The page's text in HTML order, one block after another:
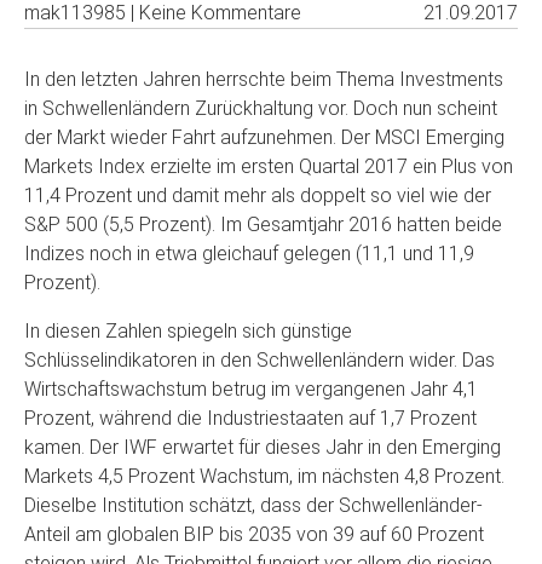
mak113985 | Keine Kommentare 21.09.2017
In den letzten Jahren herrschte beim Thema Investments
in Schwellenländern Zurückhaltung vor. Doch nun scheint
der Markt wieder Fahrt aufzunehmen. Der MSCI Emerging
Markets Index erzielte im ersten Quartal 2017 ein Plus von
11,4 Prozent und damit mehr als doppelt so viel wie der
S&P 500 (5,5 Prozent). Im Gesamtjahr 2016 hatten beide
Indizes noch in etwa gleichauf gelegen (11,1 und 11,9
Prozent).
In diesen Zahlen spiegeln sich günstige
Schlüsselindikatoren in den Schwellenländern wider. Das
Wirtschaftswachstum betrug im vergangenen Jahr 4,1
Prozent, während die Industriestaaten auf 1,7 Prozent
kamen. Der IWF erwartet für dieses Jahr in den Emerging
Markets 4,5 Prozent Wachstum, im nächsten 4,8 Prozent.
Dieselbe Institution schätzt, dass der Schwellenländer-
Anteil am globalen BIP bis 2035 von 39 auf 60 Prozent